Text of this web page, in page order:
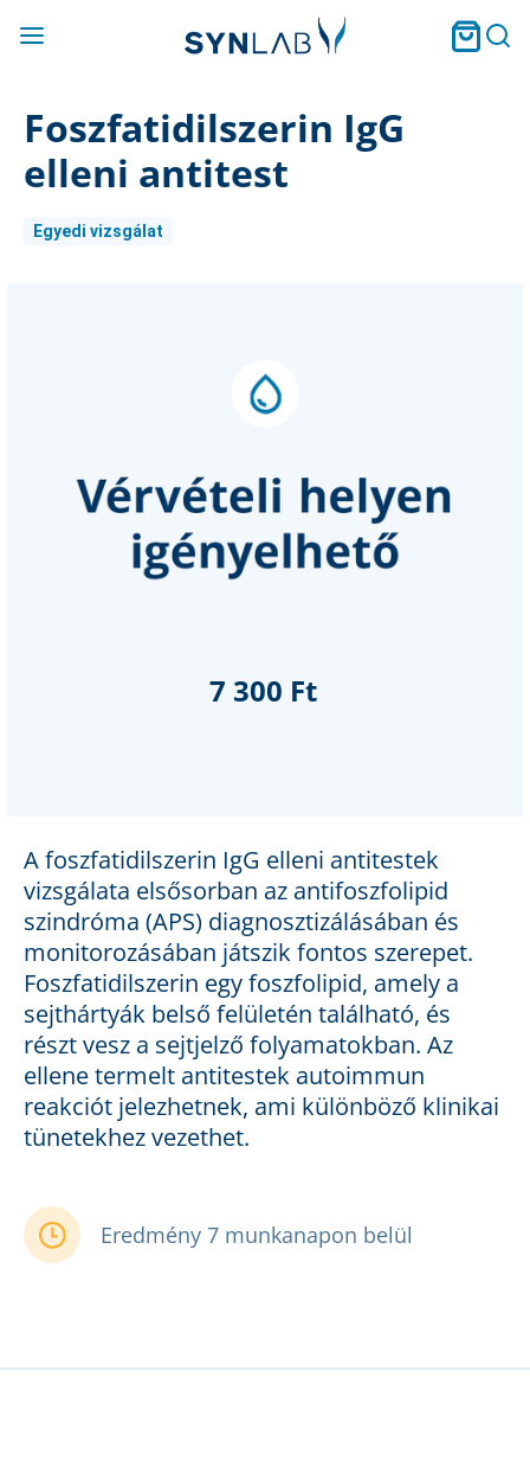
Foszfatidilszerin IgG
elleni antitest
Egyedi vizsgálat
A foszfatidilszerin IgG elleni antitestek
vizsgálata elsősorban az antifoszfolipid
szindróma (APS) diagnosztizálásában és
monitorozásában játszik fontos szerepet.
Foszfatidilszerin egy foszfolipid, amely a
sejthártyák belső felületén található, és
részt vesz a sejtjelző folyamatokban. Az
ellene termelt antitestek autoimmun
reakciót jelezhetnek, ami különböző klinikai
tünetekhez vezethet.
Eredmény 7 munkanapon belül
7 300 Ft